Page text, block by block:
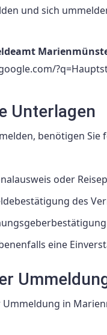
und sich
Unterlagen
benötigen Sie
oder
des
eine
in